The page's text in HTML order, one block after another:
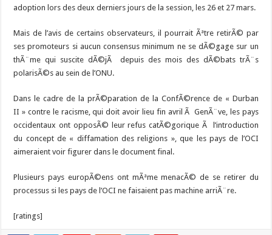
adoption lors des deux derniers jours de la session, les 26 et 27 mars.
Mais de l’avis de certains observateurs, il pourrait Ãªtre retirÃ© par
ses promoteurs si aucun consensus minimum ne se dÃ©gage sur un
thÃ¨me qui suscite dÃ©jÃ depuis des mois des dÃ©bats trÃ¨s
polarisÃ©s au sein de l’ONU.
Dans le cadre de la prÃ©paration de la ConfÃ©rence de « Durban
II » contre le racisme, qui doit avoir lieu fin avril Ã GenÃ¨ve, les pays
occidentaux ont opposÃ© leur refus catÃ©gorique Ã l’introduction
du concept de « diffamation des religions », que les pays de l’OCI
aimeraient voir figurer dans le document final.
Plusieurs pays europÃ©ens ont mÃªme menacÃ© de se retirer du
processus si les pays de l’OCI ne faisaient pas machine arriÃ¨re.
[ratings]